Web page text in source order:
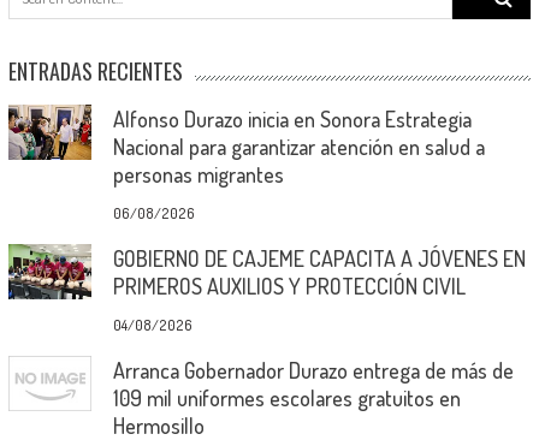
for:
ENTRADAS RECIENTES
Alfonso Durazo inicia en Sonora Estrategia
Nacional para garantizar atención en salud a
personas migrantes
06/08/2026
GOBIERNO DE CAJEME CAPACITA A JÓVENES EN
PRIMEROS AUXILIOS Y PROTECCIÓN CIVIL
04/08/2026
Arranca Gobernador Durazo entrega de más de
109 mil uniformes escolares gratuitos en
Hermosillo